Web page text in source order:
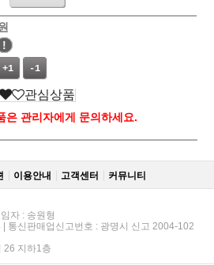
!
+1 -1
관심상품
은 관리자에게 문의하세요.
이용안내 고객센터 커뮤니티
자 : 송원형
통신판매업신고번호 : 광명시 신고 2004-102
26 지하1층